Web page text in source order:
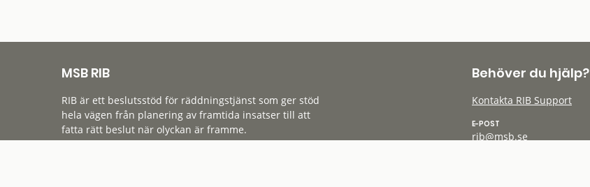
MSB RIB
RIB är ett beslutsstöd för räddningstjänst som ger stöd
hela vägen från planering av framtida insatser till att
fatta rätt beslut när olyckan är framme.
Behöver du hjälp?
Kontakta RIB Support
E-POST
rib@msb.se